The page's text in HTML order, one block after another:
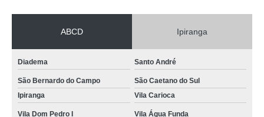
onde agendar ultrassonografia animal Vila Dom Pedro I
onde agendar ultrassom para animal exótico Mauá
ultrassonografia animal marcar Jardim Silvia Maria
ABCD Ipiranga
Diadema Santo André
São Bernardo do Campo
São Caetano do Sul
Ipiranga
Vila Carioca
Vila Dom Pedro I Vila Água Funda